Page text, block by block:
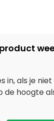
in, als je
de hoogte